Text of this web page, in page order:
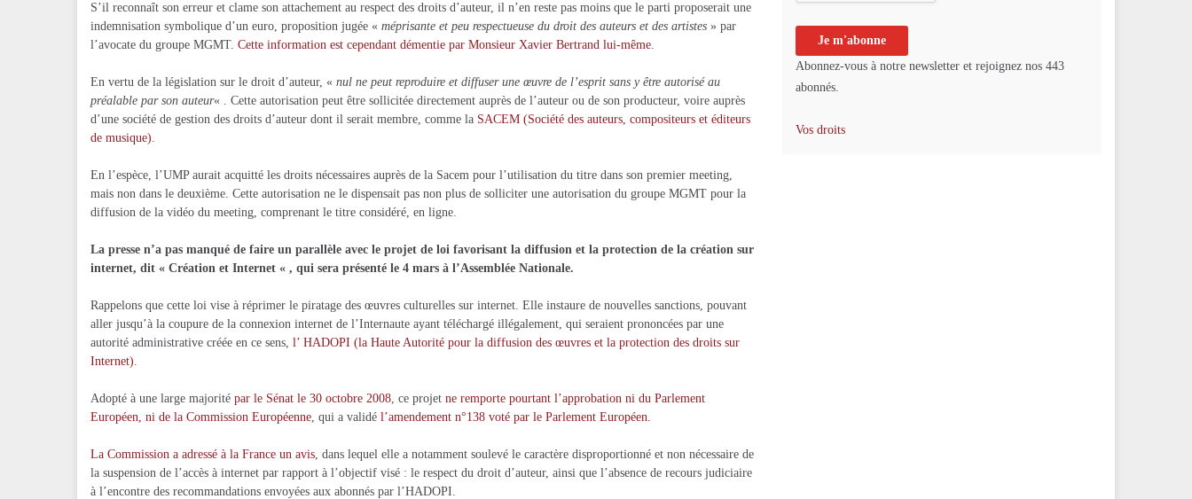
S’il reconnaît son erreur et clame son attachement au respect des droits d’auteur, il n’en reste pas moins que le parti proposerait une
indemnisation symbolique d’un euro, proposition jugée « méprisante et peu respectueuse du droit des auteurs et des artistes » par
l’avocate du groupe MGMT. Cette information est cependant démentie par Monsieur Xavier Bertrand lui-même.
En vertu de la législation sur le droit d’auteur, « nul ne peut reproduire et diffuser une œuvre de l’esprit sans y être autorisé au
préalable par son auteur« . Cette autorisation peut être sollicitée directement auprès de l’auteur ou de son producteur, voire auprès
d’une société de gestion des droits d’auteur dont il serait membre, comme la SACEM (Société des auteurs, compositeurs et éditeurs
de musique).
En l’espèce, l’UMP aurait acquitté les droits nécessaires auprès de la Sacem pour l’utilisation du titre dans son premier meeting,
mais non dans le deuxième. Cette autorisation ne le dispensait pas non plus de solliciter une autorisation du groupe MGMT pour la
diffusion de la vidéo du meeting, comprenant le titre considéré, en ligne.
La presse n’a pas manqué de faire un parallèle avec le projet de loi favorisant la diffusion et la protection de la création sur
internet, dit « Création et Internet « , qui sera présenté le 4 mars à l’Assemblée Nationale.
Rappelons que cette loi vise à réprimer le piratage des œuvres culturelles sur internet. Elle instaure de nouvelles sanctions, pouvant
aller jusqu’à la coupure de la connexion internet de l’Internaute ayant téléchargé illégalement, qui seraient prononcées par une
autorité administrative créée en ce sens, l’ HADOPI (la Haute Autorité pour la diffusion des œuvres et la protection des droits sur
Internet).
Adopté à une large majorité par le Sénat le 30 octobre 2008, ce projet ne remporte pourtant l’approbation ni du Parlement
Européen, ni de la Commission Européenne, qui a validé l’amendement n°138 voté par le Parlement Européen.
La Commission a adressé à la France un avis, dans lequel elle a notamment soulevé le caractère disproportionné et non nécessaire de
la suspension de l’accès à internet par rapport à l’objectif visé : le respect du droit d’auteur, ainsi que l’absence de recours judiciaire
à l’encontre des recommandations envoyées aux abonnés par l’HADOPI.
Abonnez-vous à notre newsletter et rejoignez nos 443
abonnés.
Vos droits